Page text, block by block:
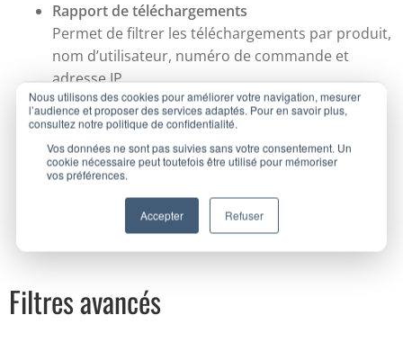
Nous utilisons des cookies pour améliorer votre navigation, mesurer
l’audience et proposer des services adaptés. Pour en savoir plus,
consultez notre politique de confidentialité.
Vos données ne sont pas suivies sans votre consentement. Un
cookie nécessaire peut toutefois être utilisé pour mémoriser
vos préférences.
Accepter Refuser
Rapport de téléchargements
Permet de filtrer les téléchargements par produit,
nom d’utilisateur, numéro de commande et
adresse IP.
Filtres avancés